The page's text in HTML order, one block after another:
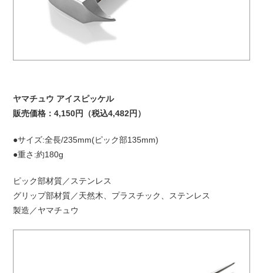
ヤマチュウ アイスピッケル
販売価格：4,150円（税込4,482円）
●サイズ:全長/235mm(ピック部135mm)
●重さ:約180g
ピック部材質／ステンレス
グリップ部材質／天然木、プラスチック、ステンレス
製造／ヤマチュウ